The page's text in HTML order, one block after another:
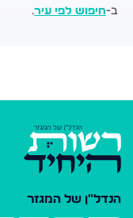
ב-חיפוש לפי עיר.
הנדל"ן של המגזר